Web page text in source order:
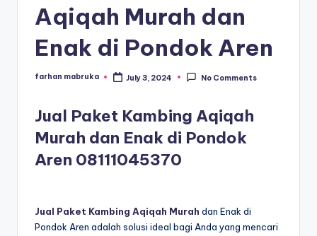
Aqiqah Murah dan
Enak di Pondok Aren
Posted
farhan mabruka July 3, 2024 No Comments
Jual Paket Kambing Aqiqah
Murah dan Enak di Pondok
Aren 08111045370
Jual Paket Kambing Aqiqah Murah dan Enak di
Pondok Aren adalah solusi ideal bagi Anda yang mencari